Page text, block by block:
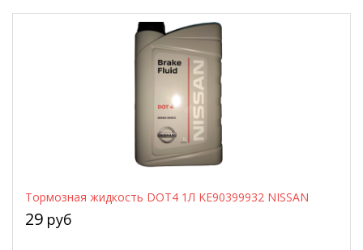
Тормозная жидкость DOT4 1Л KE90399932 NISSAN
29 руб